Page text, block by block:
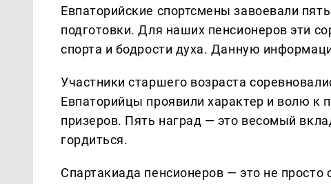
Евпаторийские спортсмены завоевали
подготовки. Для наших пенсионеров эти
спорта и бодрости духа. Данную
Участники старшего возраста
Евпаторийцы проявили характер и волю к
призеров. Пять наград — это весомый
гордиться.
Спартакиада пенсионеров — это не